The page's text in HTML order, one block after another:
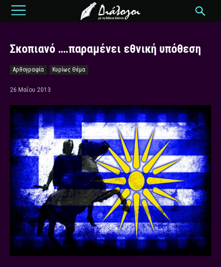
Σκοπιανό ….παραμένει εθνική υπόθεση
Αρθογραφία Κυρίως Θέμα
26 Μαΐου 2013